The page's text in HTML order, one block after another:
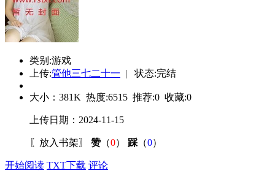
类别:游戏
上传:管他三七二十一 | 状态:完结
大小： 381K 热度:6515 推荐:0 收藏:0
上传日期：2024-11-15
〖 放入书架〗 赞（0） 踩 （0）
开始阅读 TXT下载 评论